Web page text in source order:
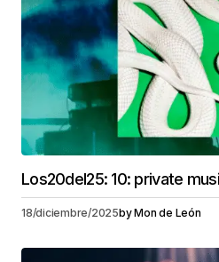
Los20del25: 10: private
18/diciembre/2025byMon de León